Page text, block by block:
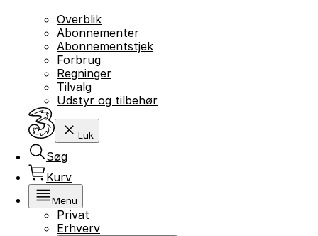
Overblik
Abonnementer
Abonnementstjek
Forbrug
Regninger
Tilvalg
Udstyr og tilbehør
Luk
Søg
Kurv
Menu
Privat
Erhverv